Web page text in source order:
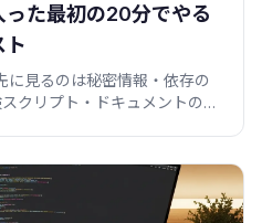
た最初の20分でやる
ト
に見るのは秘密情報・依存の
クリプト・ドキュメントの6